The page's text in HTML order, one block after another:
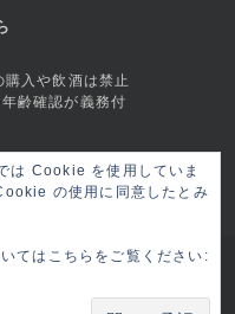
入や飲酒は禁止
齢確認が義務付
and
andTerms of
莨樽(ロウタル/
Tokyo
は Cookie を使用していま
の使用に同意したとみ
てはこちらをご覧ください: